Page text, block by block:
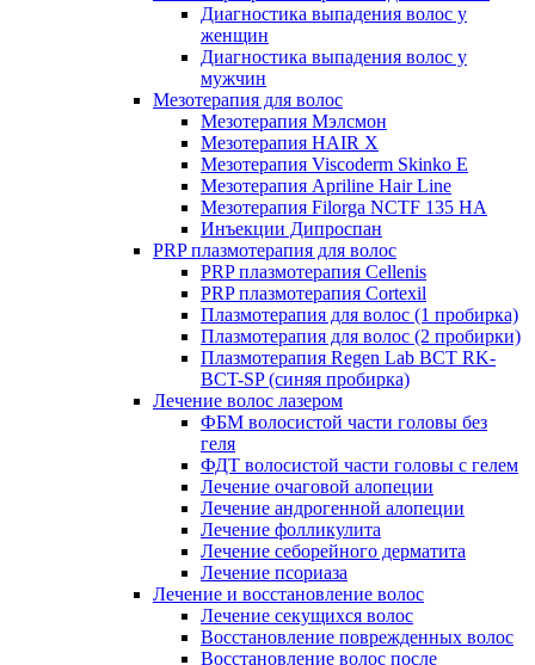
Диагностика выпадения волос у
женщин
Диагностика выпадения волос у
мужчин
Мезотерапия для волос
Мезотерапия Мэлсмон
Мезотерапия HAIR X
Мезотерапия Viscoderm Skinko E
Мезотерапия Apriline Hair Line
Мезотерапия Filorga NCTF 135 HA
Инъекции Дипроспан
PRP плазмотерапия для волос
PRP плазмотерапия Cellenis
PRP плазмотерапия Cortexil
Плазмотерапия для волос (1 пробирка)
Плазмотерапия для волос (2 пробирки)
Плазмотерапия Regen Lab BCT RK-
BCT-SP (синяя пробирка)
Лечение волос лазером
ФБМ волосистой части головы без
геля
ФДТ волосистой части головы с гелем
Лечение очаговой алопеции
Лечение андрогенной алопеции
Лечение фолликулита
Лечение себорейного дерматита
Лечение псориаза
Лечение и восстановление волос
Лечение секущихся волос
Восстановление поврежденных волос
Восстановление волос после